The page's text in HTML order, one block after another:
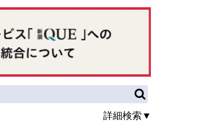
詳細検索▼